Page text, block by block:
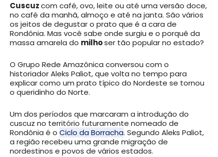
Cuscuzcom café, ovo, leite ou até uma versão doce,
no café da manhã, almoço e até na janta. São vários
os jeitos de degustar o prato que é a cara de
Rondônia. Mas você sabe onde surgiu e o porquê da
massa amarela do milhoser tão popular no estado?
O Grupo Rede Amazônica conversou com o
historiador Aleks Paliot, que volta no tempo para
explicar como um prato típico do Nordeste se tornou
o queridinho do Norte.
Um dos períodos que marcaram a introdução do
cuscuz no território futuramente nomeado de
Rondônia é o Ciclo da Borracha. Segundo Aleks Paliot,
a região recebeu uma grande migração de
nordestinos e povos de vários estados.